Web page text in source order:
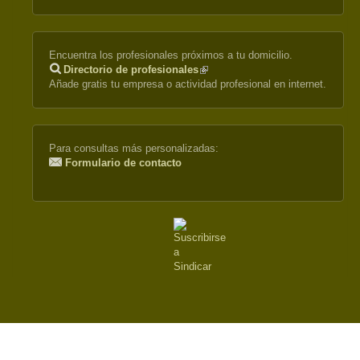
Encuentra los profesionales próximos a tu domicilio.
Directorio de profesionales(link
is
Añade gratis tu empresa o actividad profesional en internet.
Para consultas más personalizadas:
Formulario de contacto